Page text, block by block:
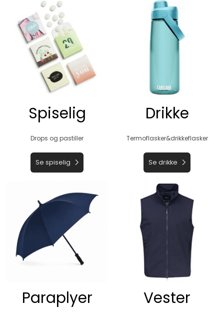
Spiselig
Drops og pastiller
Se spiselig
Drikke
Termoflasker&drikkeflasker
Se drikke
Paraplyer Vester